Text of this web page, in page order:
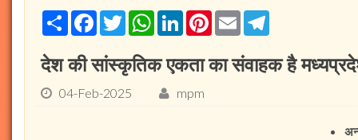
ShareFacebook
TwitterWhatsApp
LinkedInPinterest
Email
देश की सांस्कृतिक एकता का संवाहक है
04-Feb-2025 mpm